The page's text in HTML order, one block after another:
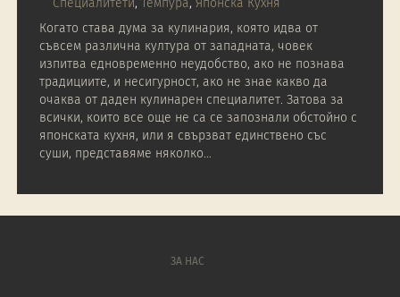
Специалитети, Темпура, Японска Кухня
Когато става дума за кулинария, която идва от
съвсем различна култура от западната, човек
изпитва едновременно неудобство, ако не познава
традициите, и несигурност, ако не знае какво да
очаква от даден кулинарен специалитет. Затова за
всички, които все още не са се запознали обстойно с
японската кухня, или я свързват единствено със
суши, представяме няколко…
ЗА НАС